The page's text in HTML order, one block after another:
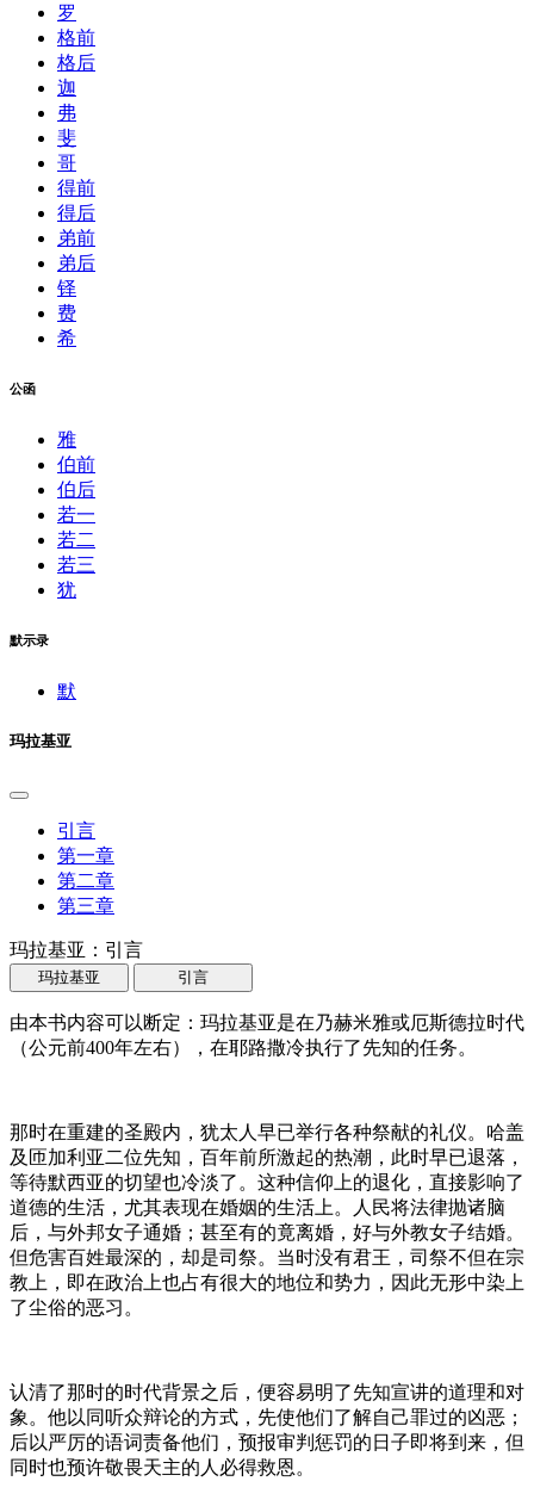
罗
格前
格后
迦
弗
斐
哥
得前
得后
弟前
弟后
铎
费
希
公函
雅
伯前
伯后
若一
若二
若三
犹
默示录
默
玛拉基亚
引言
第一章
第二章
第三章
玛拉基亚：引言
玛拉基亚 引言
由本书内容可以断定：玛拉基亚是在乃赫米雅或厄斯德拉时代
（公元前400年左右），在耶路撒冷执行了先知的任务。
那时在重建的圣殿内，犹太人早已举行各种祭献的礼仪。哈盖
及匝加利亚二位先知，百年前所激起的热潮，此时早已退落，
等待默西亚的切望也冷淡了。这种信仰上的退化，直接影响了
道德的生活，尤其表现在婚姻的生活上。人民将法律抛诸脑
后，与外邦女子通婚；甚至有的竟离婚，好与外教女子结婚。
但危害百姓最深的，却是司祭。当时没有君王，司祭不但在宗
教上，即在政治上也占有很大的地位和势力，因此无形中染上
了尘俗的恶习。
认清了那时的时代背景之后，便容易明了先知宣讲的道理和对
象。他以同听众辩论的方式，先使他们了解自己罪过的凶恶；
后以严厉的语词责备他们，预报审判惩罚的日子即将到来，但
同时也预许敬畏天主的人必得救恩。